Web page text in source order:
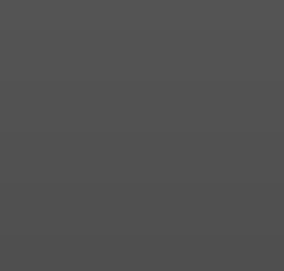
в грабеже
ОМОН и СОБР Росгвардии